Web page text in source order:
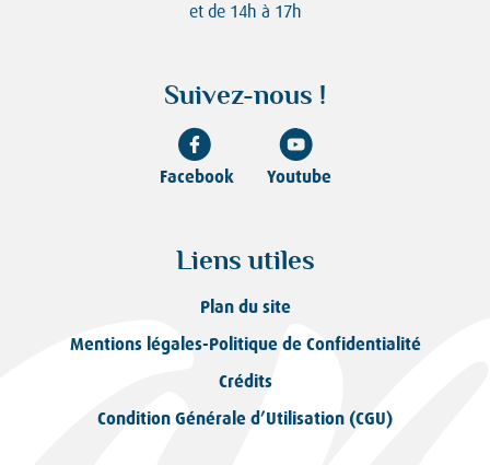
et de 14h à 17h
Suivez-nous !
Facebook Youtube
Liens utiles
Plan du site
Mentions légales-Politique de Confidentialité
Crédits
Condition Générale d’Utilisation (CGU)